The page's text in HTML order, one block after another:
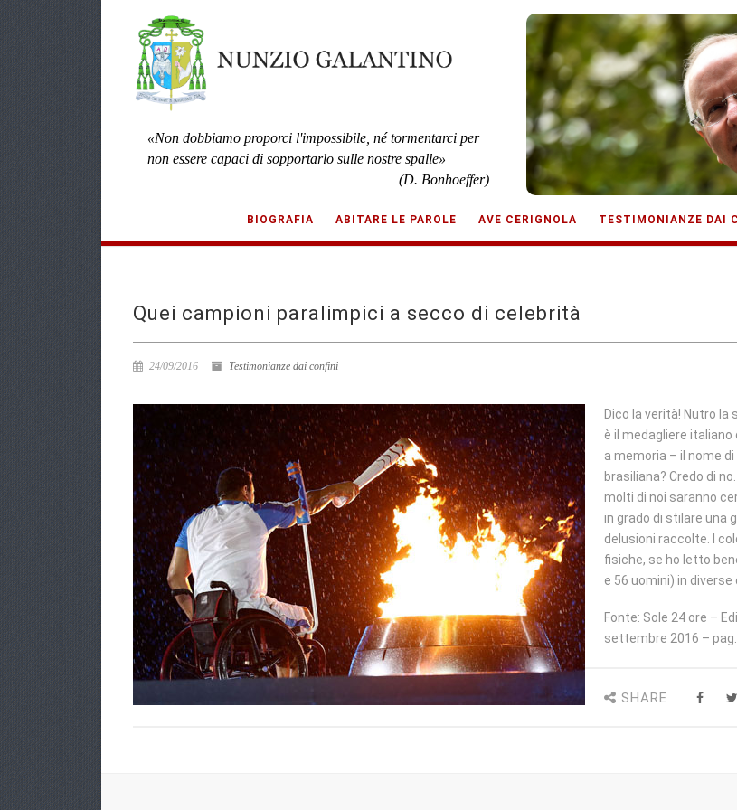
«Non dobbiamo proporci l'impossibile, né tormentarci per
non essere capaci di sopportarlo sulle nostre spalle»
(D. Bonhoeffer)
BIOGRAFIA ABITARE LE PAROLE AVE CERIGNOLA TESTIMONIANZE DAI
Quei campioni paralimpici a secco di celebrità
24/09/2016 Testimonianze dai confini
Dico la verità! Nutro
è il medagliere italiano
a memoria – il nome
brasiliana? Credo di
molti di noi saranno
in grado di stilare una
delusioni raccolte. I
fisiche, se ho letto
e 56 uomini) in diverse
Fonte: Sole 24 ore –
settembre 2016 –
SHARE